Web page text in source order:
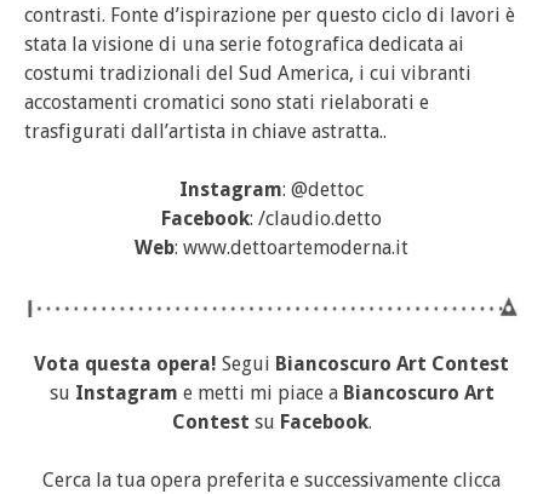
contrasti. Fonte d’ispirazione per questo ciclo di lavori è
stata la visione di una serie fotografica dedicata ai
costumi tradizionali del Sud America, i cui vibranti
accostamenti cromatici sono stati rielaborati e
trasfigurati dall’artista in chiave astratta..
Instagram: @dettoc
Facebook: /claudio.detto
Web: www.dettoartemoderna.it
Vota questa opera! Segui Biancoscuro Art Contest
su Instagram e metti mi piace a Biancoscuro Art
Contest su Facebook.
Cerca la tua opera preferita e successivamente clicca